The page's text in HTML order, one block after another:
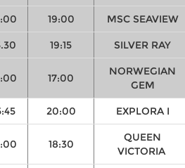
19:00 MSC SEAVIEW
19:15 SILVER RAY
17:00
NORWEGIAN
GEM
20:00 EXPLORA I
18:30
QUEEN
VICTORIA